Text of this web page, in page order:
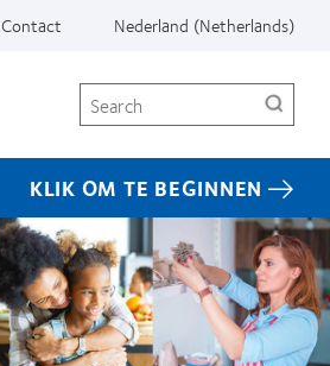
Contact Nederland (Netherlands)
Search
KLIK OM TE BEGINNEN